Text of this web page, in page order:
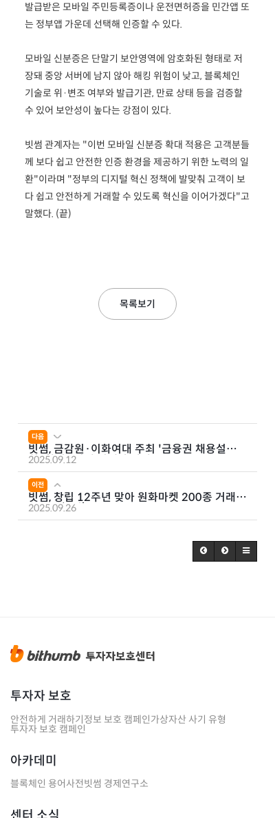
발급받은 모바일 주민등록증이나 운전면허증을 민간앱 또
는 정부앱 가운데 선택해 인증할 수 있다.
모바일 신분증은 단말기 보안영역에 암호화된 형태로 저
장돼 중앙 서버에 남지 않아 해킹 위험이 낮고, 블록체인
기술로 위·변조 여부와 발급기관, 만료 상태 등을 검증할
수 있어 보안성이 높다는 강점이 있다.
빗썸 관계자는 "이번 모바일 신분증 확대 적용은 고객분들
께 보다 쉽고 안전한 인증 환경을 제공하기 위한 노력의 일
환"이라며 "정부의 디지털 혁신 정책에 발맞춰 고객이 보
다 쉽고 안전하게 거래할 수 있도록 혁신을 이어가겠다"고
말했다. (끝)
목록보기
다음
빗썸, 금감원·이화여대 주최 '금융권 채용설명
회' 참여...미래 인재와 만남
2025.09.12
이전
빗썸, 창립 12주년 맞아 원화마켓 200종 거래
수수료 ‘0원’
2025.09.26
투자자 보호
안전하게 거래하기정보 보호 캠페인가상자산 사기 유형
투자자 보호 캠페인
아카데미
블록체인 용어사전빗썸 경제연구소